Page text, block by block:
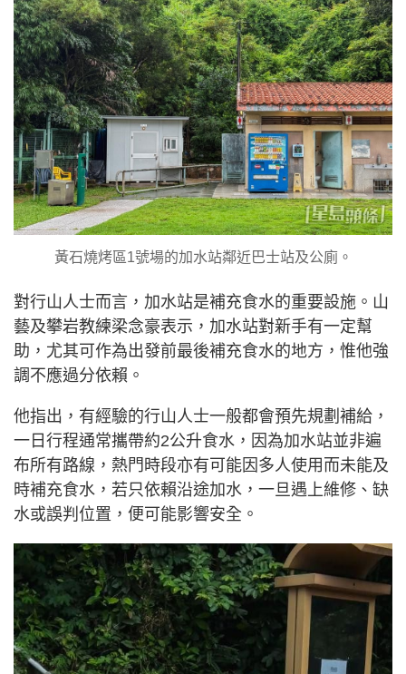
黃石燒烤區1號場的加水站鄰近巴士站及公廁。
對行山人士而言，加水站是補充食水的重要設施。山
藝及攀岩教練梁念豪表示，加水站對新手有一定幫
助，尤其可作為出發前最後補充食水的地方，惟他強
調不應過分依賴。
他指出，有經驗的行山人士一般都會預先規劃補給，
一日行程通常攜帶約2公升食水，因為加水站並非遍
布所有路線，熱門時段亦有可能因多人使用而未能及
時補充食水，若只依賴沿途加水，一旦遇上維修、缺
水或誤判位置，便可能影響安全。